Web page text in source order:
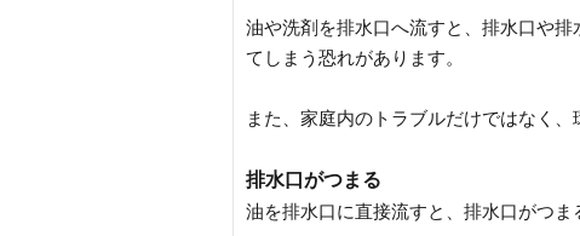
油や洗剤を排水口へ流すと、排水口や
てしまう恐れがあります。
また、家庭内のトラブルだけではなく、
排水口がつまる
油を排水口に直接流すと、排水口がつま